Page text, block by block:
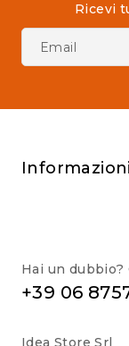
Ricevi
Informazioni
Hai un dubbio?
+39 06
Idea Store Srl